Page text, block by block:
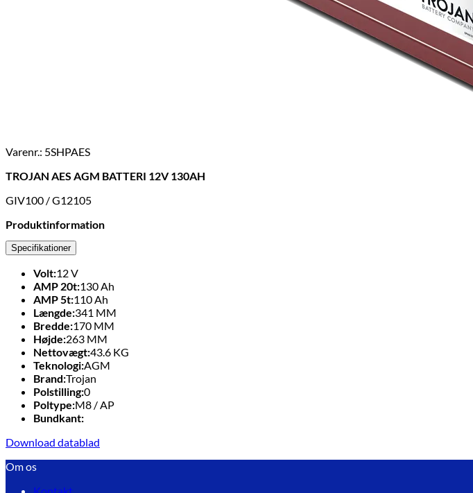
Varenr.: 5SHPAES
TROJAN AES AGM BATTERI 12V 130AH
GIV100 / G12105
Produktinformation
Specifikationer
Volt:12V
AMP 20t:130Ah
AMP 5t:110Ah
Længde:341 MM
Bredde:170 MM
Højde:263 MM
Nettovægt:43.6 KG
Teknologi:AGM
Brand:Trojan
Polstilling:0
Poltype:M8 / AP
Bundkant:
Download datablad
Om os